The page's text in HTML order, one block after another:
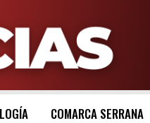
COMARCA SERRANA